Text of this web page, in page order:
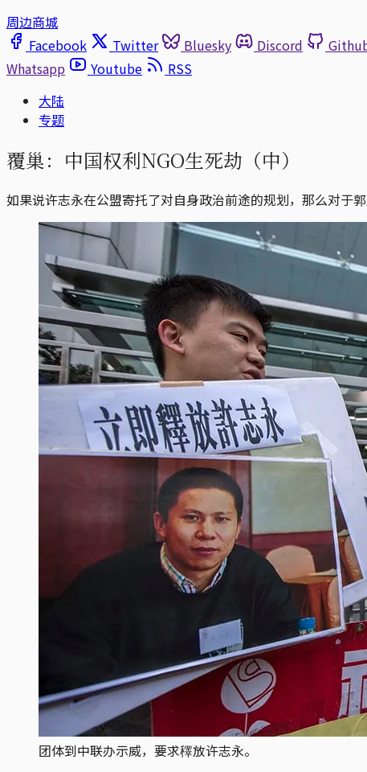
周边商城
Facebook
Twitter Bluesky Discord
Whatsapp
Youtube
RSS
大陆
专题
覆巢：中国权利NGO生死劫（中）
如果说许志永在公盟寄托了对自身政治前途的规划，那么对于
团体到中联办示威，要求䆁放许志永。